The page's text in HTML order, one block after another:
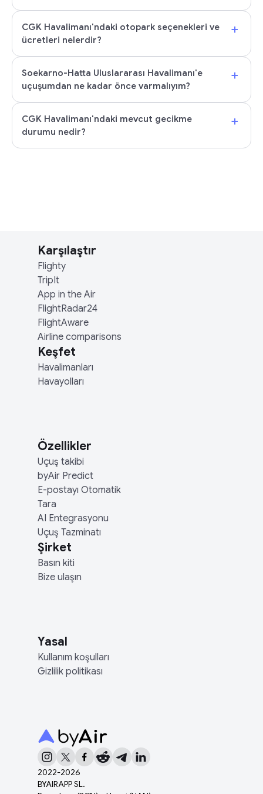
CGK Havalimanı'ndaki otopark seçenekleri ve
ücretleri nelerdir?
+
Soekarno-Hatta Uluslararası Havalimanı'e
uçuşumdan ne kadar önce varmalıyım?
+
CGK Havalimanı'ndaki mevcut gecikme
durumu nedir?
+
2022-2026
BYAIRAPP SL.
Karşılaştır
Flighty
TripIt
App in the Air
FlightRadar24
FlightAware
Airline comparisons
Keşfet
Havalimanları
Havayolları
Özellikler
Uçuş takibi
byAir Predict
E-postayı Otomatik
Tara
AI Entegrasyonu
Uçuş Tazminatı
Şirket
Basın kiti
Bize ulaşın
Yasal
Kullanım koşulları
Gizlilik politikası